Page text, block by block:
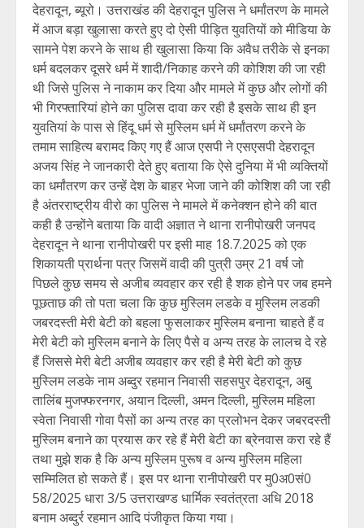
देहरादून, ब्यूरो। उत्तराखंड की देहरादून पुलिस ने धर्मांतरण के मामले
में आज बड़ा खुलासा करते हुए दो ऐसी पीड़ित युवतियों को मीडिया के
सामने पेश करने के साथ ही खुलासा किया कि अवैध तरीके से इनका
धर्म बदलकर दूसरे धर्म में शादी/निकाह करने की कोशिश की जा रही
थी जिसे पुलिस ने नाकाम कर दिया और मामले में कुछ और लोगों की
भी गिरफ्तारियां होने का पुलिस दावा कर रही है इसके साथ ही इन
युवतियां के पास से हिंदू धर्म से मुस्लिम धर्म में धर्मांतरण करने के
तमाम साहित्य बरामद किए गए हैं आज एसपी ने एसएसपी देहरादून
अजय सिंह ने जानकारी देते हुए बताया कि ऐसे दुनिया में भी व्यक्तियों
का धर्मांतरण कर उन्हें देश के बाहर भेजा जाने की कोशिश की जा रही
है अंतरराष्ट्रीय वीरो का पुलिस ने मामले में कनेक्शन होने की बात
कही है उन्होंने बताया कि वादी अज्ञात ने थाना रानीपोखरी जनपद
देहरादून ने थाना रानीपोखरी पर इसी माह 18.7.2025 को एक
शिकायती प्रार्थना पत्र जिसमें वादी की पुत्री उम्र 21 वर्ष जो
पिछले कुछ समय से अजीब व्यवहार कर रही है शक होने पर जब हमने
पूछताछ की तो पता चला कि कुछ मुस्लिम लडके व मुस्लिम लडकी
जबरदस्ती मेरी बेटी को बहला फुसलाकर मुस्लिम बनाना चाहते हैं व
मेरी बेटी को मुस्लिम बनाने के लिए पैसे व अन्य तरह के लालच दे रहे
हैं जिससे मेरी बेटी अजीब व्यवहार कर रही है मेरी बेटी को कुछ
मुस्लिम लडके नाम अब्दुर रहमान निवासी सहसपुर देहरादून, अबु
तालिंब मुजफ्फरनगर, अयान दिल्ली, अमन दिल्ली, मुस्लिम महिला
स्वेता निवासी गोवा पैसों का अन्य तरह का प्रलोभन देकर जबरदस्ती
मुस्लिम बनाने का प्रयास कर रहे हैं मेरी बेटी का ब्रेनवास करा रहे हैं
तथा मुझे शक है कि अन्य मुस्लिम पुरूष व अन्य मुस्लिम महिला
सम्मिलित हो सकते हैं। इस पर थाना रानीपोखरी पर मु0अ0सं0
58/2025 धारा 3/5 उत्तराखण्ड धार्मिक स्वतंत्रता अधि 2018
बनाम अब्दुर्र रहमान आदि पंजीकृत किया गया।